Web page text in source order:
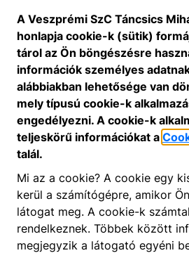
A Veszprémi SzC Táncsics
honlapja cookie-k (sütik)
tárol az Ön böngészésre
információk személyes
alábbiakban lehetősége van
mely típusú cookie-k
engedélyezni. A cookie-k
teljeskörű információkat a
talál.
Mi az a cookie? A cookie egy
kerül a számítógépre, amikor
látogat meg. A cookie-k
rendelkeznek. Többek között
megjegyzik a látogató egyéni